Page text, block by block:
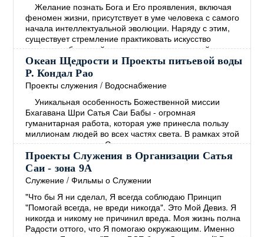
Желание познать Бога и Его проявления, включая
феномен жизни, присутствует в уме человека с самого
начала интеллектуальной эволюции. Наряду с этим,
существует стремление практиковать искусство
излечения болезней и различных повреждений
человеческой формы. Эти два желания идут рука об
руку. Веды, которые представляют собой самый древний
документ Духовности, изобилуют примерами как мыслей
о Боге, так и мыслей о врачебном искусстве.
Океан Щедрости и Проекты питьевой воды
Р. Кондал Рао
Проекты служения / Водоснабжение
Уникальная особенность Божественной миссии
Бхагавана Шри Сатья Саи Бабы - огромная
гуманитарная работа, которая уже принесла пользу
миллионам людей во всех частях света. В рамках этой
миссии в интересах Служения человечеству
Центральным трастом Шри Сатья Саи под Милостивым
Руководством Бхагавана были открыты образовательные
и медицинские учреждения. В дополнение к этому
Бхагаван решил обеспечить людей чистой питьевой
водой, жизненно важной→
Проекты Служения в Организации Сатья
Саи - зона 9А
Служение /Фильмы о Служении
"Что бы Я ни сделал, Я всегда соблюдаю Принцип
"Помогай всегда, не вреди никогда". Это Мой Девиз. Я
никогда и никому не причинил вреда. Моя жизнь полна
Радости оттого, что Я помогаю окружающим. Именно